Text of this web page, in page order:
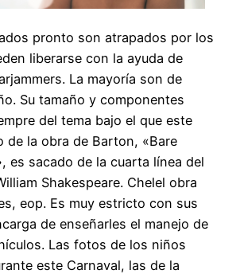
pronto son atrapados por los
liberarse con la ayuda de
La mayoría son de
Su tamaño y componentes
del tema bajo el que este
de la obra de Barton, «Bare
es sacado de la cuarta línea del
Shakespeare. Chelel obra
eop. Es muy estricto con sus
de enseñarles el manejo de
Las fotos de los niños
este Carnaval, las de la